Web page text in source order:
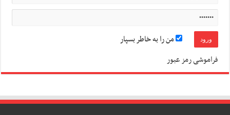
من را به خاطر بسپار
فراموشی رمز عبور